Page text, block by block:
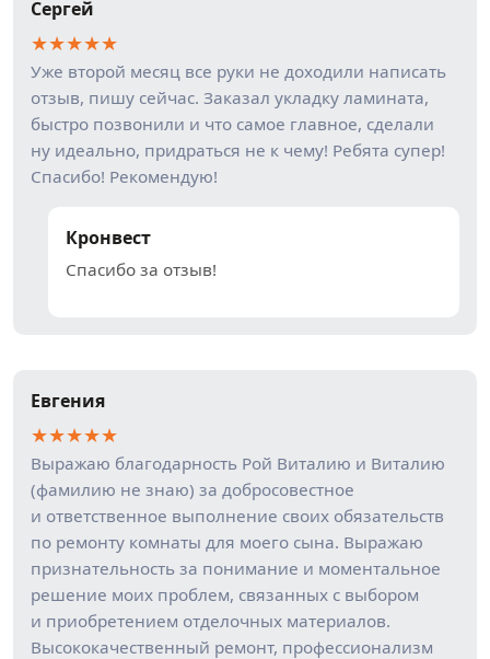
Сергей
★★★★★
Уже второй месяц все руки не доходили написать
отзыв, пишу сейчас. Заказал укладку ламината,
быстро позвонили и что самое главное, сделали
ну идеально, придраться не к чему! Ребята супер!
Спасибо! Рекомендую!
Кронвест
Спасибо за отзыв!
Евгения
★★★★★
Выражаю благодарность Рой Виталию и Виталию
(фамилию не знаю) за добросовестное
и ответственное выполнение своих обязательств
по ремонту комнаты для моего сына. Выражаю
признательность за понимание и моментальное
решение моих проблем, связанных с выбором
и приобретением отделочных материалов.
Высококачественный ремонт, профессионализм